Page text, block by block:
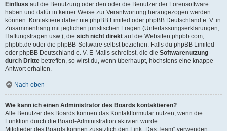
Einfluss auf die Benutzung oder den oder die Benutzer der Forensoftware
haben und dafür in keiner Weise zur Verantwortung herangezogen werden
können. Kontaktiere daher nie phpBB Limited oder phpBB Deutschland e. V. in
Zusammenhang mit jeglichen juristischen Fragen (Unterlassungserklärungen,
Haftungsfragen usw.), die sich nicht direkt auf die Websiten phpbb.com,
phpbb.de oder die phpBB-Software selbst beziehen. Falls du phpBB Limited
oder phpBB Deutschland e. V. E-Mails schreibst, die die Softwarenutzung
durch Dritte betreffen, so wirst du, wenn überhaupt, höchstens eine knappe
Antwort erhalten.
Nach oben
Wie kann ich einen Administrator des Boards kontaktieren?
Alle Benutzer des Boards können das Kontaktformular nutzen, wenn die
Funktion durch die Board-Administration aktiviert wurde.
Mitglieder des Boards können zusätzlich den Link „Das Team“ verwenden.